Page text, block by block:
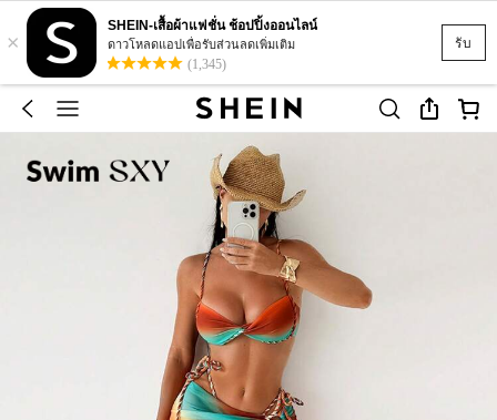
รับ
×
SHEIN-เสื้อผ้าแฟชั่น ช้อปปิ้งออนไลน์
ดาวโหลดแอปเพื่อรับส่วนลดเพิ่มเติม
(1,345)